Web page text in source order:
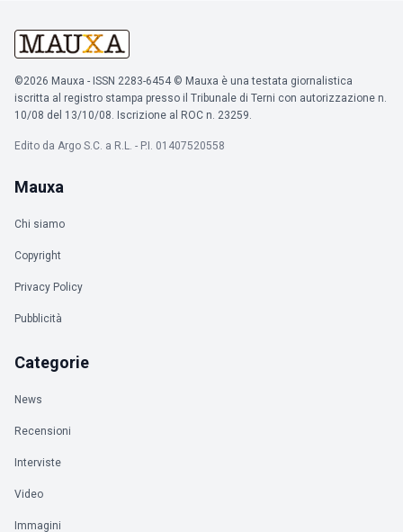
©2026 Mauxa - ISSN 2283-6454 © Mauxa è una testata giornalistica
iscritta al registro stampa presso il Tribunale di Terni con autorizzazione n.
10/08 del 13/10/08. Iscrizione al ROC n. 23259.
Edito da Argo S.C. a R.L. - P.I. 01407520558
Mauxa
Chi siamo
Copyright
Privacy Policy
Pubblicità
Categorie
News
Recensioni
Interviste
Video
Immagini